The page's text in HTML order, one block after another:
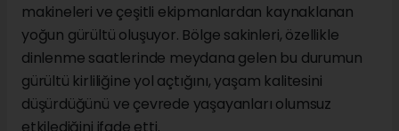
makineleri ve çeşitli ekipmanlardan kaynaklanan
yoğun gürültü oluşuyor. Bölge sakinleri, özellikle
dinlenme saatlerinde meydana gelen bu durumun
gürültü kirliliğine yol açtığını, yaşam kalitesini
düşürdüğünü ve çevrede yaşayanları olumsuz
etkilediğini ifade etti.